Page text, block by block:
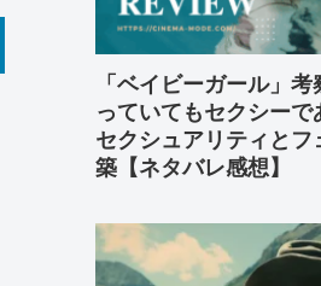
「ベイビーガール」
っていてもセクシーで
セクシュアリティと
築【ネタバレ感想】